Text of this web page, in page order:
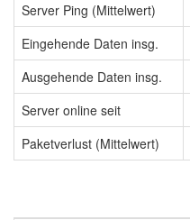
Server Ping (Mittelwert)
Eingehende Daten insg.
Ausgehende Daten insg.
Server online seit
Paketverlust (Mittelwert)